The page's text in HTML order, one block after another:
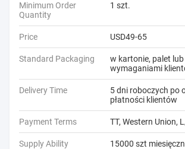
Minimum Order
Quantity
1 szt.
Price USD49-65
Standard Packaging
w kartonie, palet
wymaganiami
Delivery Time
5 dni roboczych po
płatności klientów
Payment Terms TT, Western Union,
Supply Ability 15000 szt